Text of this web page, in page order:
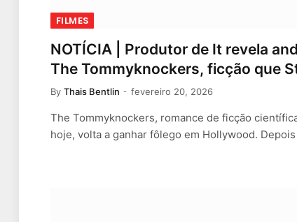
FILMES
NOTÍCIA | Produtor de It revela
The Tommyknockers, ficção que
By Thais Bentlin fevereiro 20, 2026
The Tommyknockers, romance de ficção
hoje, volta a ganhar fôlego em Hollywood.